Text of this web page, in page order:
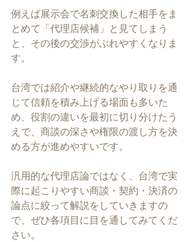
例えば展示会で名刺交換した相手をま
とめて「代理店候補」と見てしまう
と、その後の交渉がぶれやすくなりま
す。
台湾では紹介や継続的なやり取りを通
じて信頼を積み上げる場面も多いた
め、役割の違いを最初に切り分けたう
えで、商談の深さや権限の渡し方を決
める方が進めやすいです。
汎用的な代理店論ではなく、台湾で実
際に起こりやすい商談・契約・決済の
論点に絞って解説をしていきますの
で、ぜひ各項目に目を通してみてくだ
さい。